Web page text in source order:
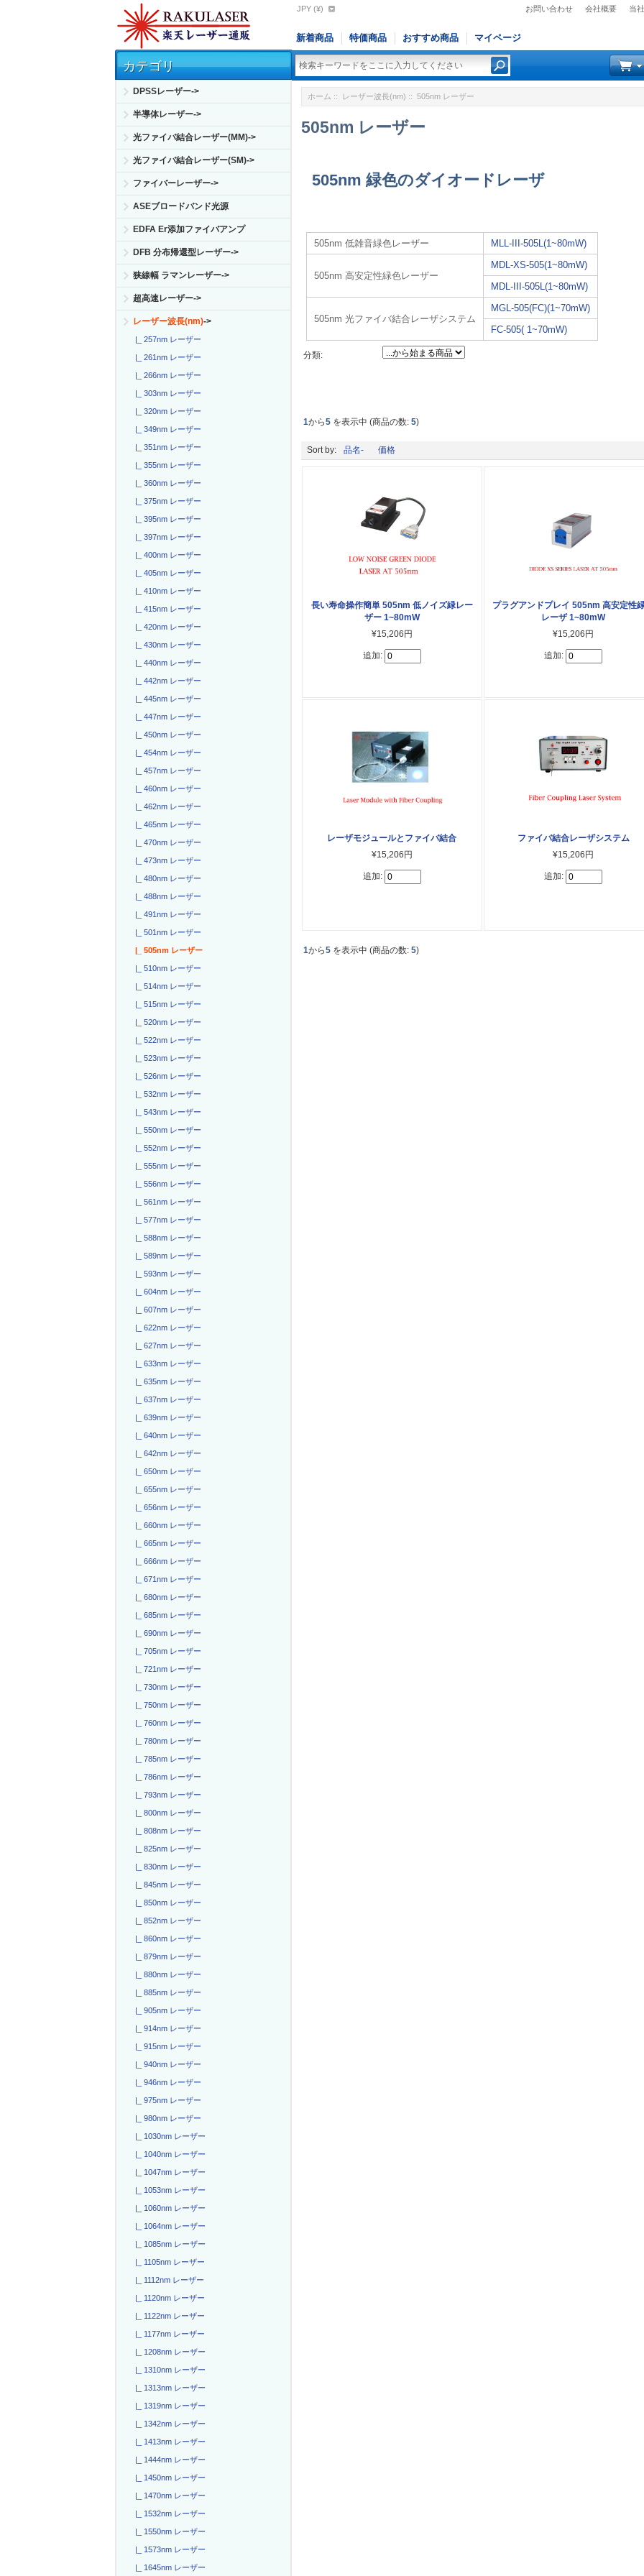
お問い合わせ 会社概要 当
JPY (¥)
新着商品 特価商品 おすすめ商品 マイページ
カテゴリ
DPSSレーザー->
半導体レーザー->
光ファイバ結合レーザー(MM)->
光ファイバ結合レーザー(SM)->
ファイバーレーザー->
ASEブロードバンド光源
EDFA Er添加ファイバアンプ
DFB 分布帰還型レーザー->
狭線幅 ラマンレーザー->
超高速レーザー->
レーザー波長(nm)->
|_ 257nm レーザー
|_ 261nm レーザー
|_ 266nm レーザー
|_ 303nm レーザー
|_ 320nm レーザー
|_ 349nm レーザー
|_ 351nm レーザー
|_ 355nm レーザー
|_ 360nm レーザー
|_ 375nm レーザー
|_ 395nm レーザー
|_ 397nm レーザー
|_ 400nm レーザー
|_ 405nm レーザー
|_ 410nm レーザー
|_ 415nm レーザー
|_ 420nm レーザー
|_ 430nm レーザー
|_ 440nm レーザー
|_ 442nm レーザー
|_ 445nm レーザー
|_ 447nm レーザー
|_ 450nm レーザー
|_ 454nm レーザー
|_ 457nm レーザー
|_ 460nm レーザー
|_ 462nm レーザー
|_ 465nm レーザー
|_ 470nm レーザー
|_ 473nm レーザー
|_ 480nm レーザー
|_ 488nm レーザー
|_ 491nm レーザー
|_ 501nm レーザー
|_ 505nm レーザー
|_ 510nm レーザー
|_ 514nm レーザー
|_ 515nm レーザー
|_ 520nm レーザー
|_ 522nm レーザー
|_ 523nm レーザー
|_ 526nm レーザー
|_ 532nm レーザー
|_ 543nm レーザー
|_ 550nm レーザー
|_ 552nm レーザー
|_ 555nm レーザー
|_ 556nm レーザー
|_ 561nm レーザー
|_ 577nm レーザー
|_ 588nm レーザー
|_ 589nm レーザー
|_ 593nm レーザー
|_ 604nm レーザー
|_ 607nm レーザー
|_ 622nm レーザー
|_ 627nm レーザー
|_ 633nm レーザー
|_ 635nm レーザー
|_ 637nm レーザー
|_ 639nm レーザー
|_ 640nm レーザー
|_ 642nm レーザー
|_ 650nm レーザー
|_ 655nm レーザー
|_ 656nm レーザー
|_ 660nm レーザー
|_ 665nm レーザー
|_ 666nm レーザー
|_ 671nm レーザー
|_ 680nm レーザー
|_ 685nm レーザー
|_ 690nm レーザー
|_ 705nm レーザー
|_ 721nm レーザー
|_ 730nm レーザー
|_ 750nm レーザー
|_ 760nm レーザー
|_ 780nm レーザー
|_ 785nm レーザー
|_ 786nm レーザー
|_ 793nm レーザー
|_ 800nm レーザー
|_ 808nm レーザー
|_ 825nm レーザー
|_ 830nm レーザー
|_ 845nm レーザー
|_ 850nm レーザー
|_ 852nm レーザー
|_ 860nm レーザー
|_ 879nm レーザー
|_ 880nm レーザー
|_ 885nm レーザー
|_ 905nm レーザー
|_ 914nm レーザー
|_ 915nm レーザー
|_ 940nm レーザー
|_ 946nm レーザー
|_ 975nm レーザー
|_ 980nm レーザー
|_ 1030nm レーザー
|_ 1040nm レーザー
|_ 1047nm レーザー
|_ 1053nm レーザー
|_ 1060nm レーザー
|_ 1064nm レーザー
|_ 1085nm レーザー
|_ 1105nm レーザー
|_ 1112nm レーザー
|_ 1120nm レーザー
|_ 1122nm レーザー
|_ 1177nm レーザー
|_ 1208nm レーザー
|_ 1310nm レーザー
|_ 1313nm レーザー
|_ 1319nm レーザー
|_ 1342nm レーザー
|_ 1413nm レーザー
|_ 1444nm レーザー
|_ 1450nm レーザー
|_ 1470nm レーザー
|_ 1532nm レーザー
|_ 1550nm レーザー
|_ 1573nm レーザー
|_ 1645nm レーザー
ホーム :: レーザー波長(nm) :: 505nm レーザー
505nm レーザー
505nm 緑色のダイオードレーザ
505nm 低雑音緑色レーザー MLL-III-505L(1~80mW)
505nm 高安定性緑色レーザー
MDL-XS-505(1~80mW)
MDL-III-505L(1~80mW)
505nm 光ファイバ結合レーザシステム
MGL-505(FC)(1~70mW)
FC-505( 1~70mW)
分類:
1から5 を表示中 (商品の数:5)
Sort by: 品名- 価格
長い寿命操作簡単 505nm 低ノイズ緑レー
ザー 1~80mW
¥15,206円
追加:
プラグアンドプレイ 505nm 高安定性
レーザ 1~80mW
¥15,206円
追加:
レーザモジュールとファイバ結合
¥15,206円
追加:
ファイバ結合レーザシステム
¥15,206円
追加:
1から5 を表示中 (商品の数:5)